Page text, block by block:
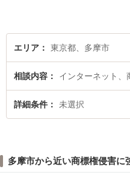
おります
エリア 東京都、多摩市
相談内容 インターネット、
詳細条件 未選択
多摩市から近い商標権侵害に